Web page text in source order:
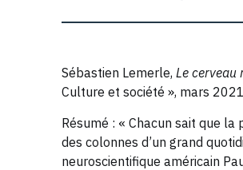
Sébastien Lemerle, Le cerveau
Culture et société », mars
Résumé : « Chacun sait que
des colonnes d’un grand
neuroscientifique américain